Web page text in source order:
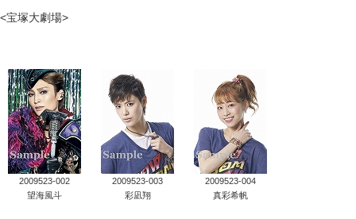
<宝塚大劇場>
2009523-002
望海風斗
2009523-003
彩凪翔
2009523-004
真彩希帆
キャトルレーヴ オンライン
タカラヅカ・スカイ・ステージ
配信deタカラヅカ
宝塚クリエイティブアーツ オフィシャルサイト